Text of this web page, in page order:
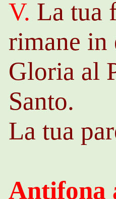
V. La tua
rimane in
Gloria al
Santo.
La tua
Antifona